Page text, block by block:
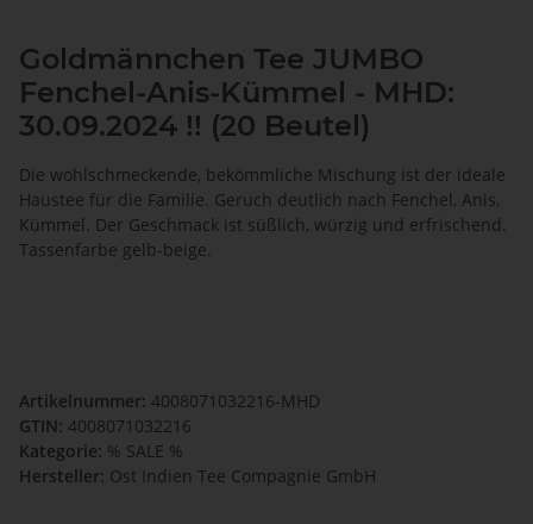
Goldmännchen Tee JUMBO
Fenchel-Anis-Kümmel - MHD:
30.09.2024 !! (20 Beutel)
Die wohlschmeckende, bekömmliche Mischung ist der ideale
Haustee für die Familie. Geruch deutlich nach Fenchel, Anis,
Kümmel. Der Geschmack ist süßlich, würzig und erfrischend.
Tassenfarbe gelb-beige.
Artikelnummer: 4008071032216-MHD
GTIN: 4008071032216
Kategorie: % SALE %
Hersteller: Ost Indien Tee Compagnie GmbH